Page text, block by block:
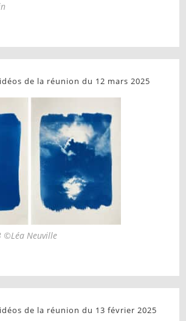
de la réunion du 12 mars 2025
©Léa Neuville
de la réunion du 13 février 2025